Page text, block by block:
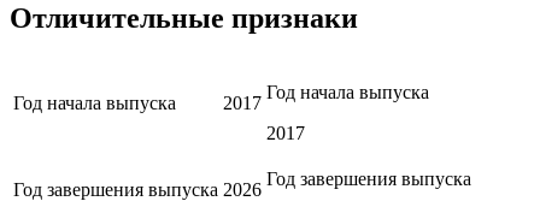
Отличительные признаки
Год начала выпуска 2017
Год начала выпуска
2017
Год завершения выпуска 2026
Год завершения выпуска